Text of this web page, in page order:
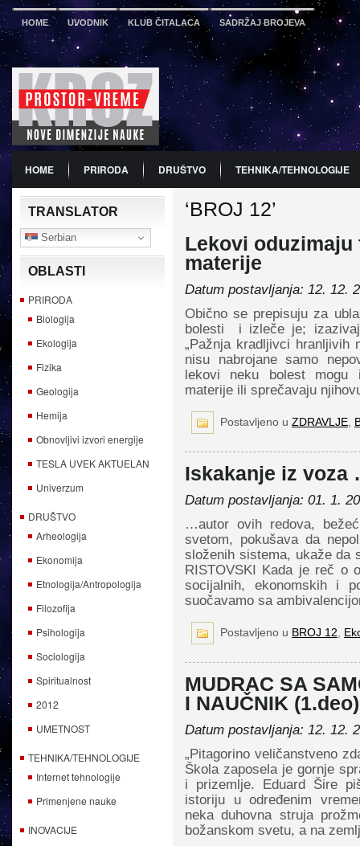
HOME UVODNIK KLUB ČITALACA SADRŽAJ BROJEVA
HOME PRIRODA DRUŠTVO TEHNIKA/TEHNOLOGIJE
PDF BROJ 12 PREDSTAVLJANJE KNJIGA
TRANSLATOR
Serbian
OBLASTI
PRIRODA
Biologija
Ekologija
Fizika
Geologija
Hemija
Obnovljivi izvori energije
TESLA UVEK AKTUELAN
Univerzum
DRUŠTVO
Arheologija
Ekonomija
Etnologija/Antropologija
Filozofija
Psihologija
Sociologija
Spiritualnost
2012
UMETNOST
TEHNIKA/TEHNOLOGIJE
Internet tehnologije
Primenjene nauke
INOVACIJE
‘BROJ 12’
Lekovi
materije
Datum postavljanja: 12. 12.
Obično se prepisuju za
bolesti i izleče je;
„Pažnja kradljivci hranljivih
nisu nabrojane samo
lekovi neku bolest mogu
materije ili sprečavaju
Postavljeno u ZDRAVLJE
Iskakanje iz voza
Datum postavljanja: 01. 1.
…autor ovih redova,
svetom, pokušava da
složenih sistema, ukaže
RISTOVSKI Kada je reč o
socijalnih, ekonomskih i
suočavamo sa
Postavljeno u BROJ 12
MUDRAC SA
I NAUČNIK (1.deo)
Datum postavljanja: 12. 12.
„Pitagorino veličanstveno
Škola zaposela je gornje
i prizemlje. Eduard Šire
istoriju u određenim
neka duhovna struja
božanskom svetu, a na